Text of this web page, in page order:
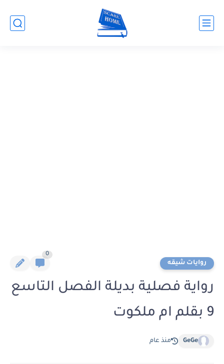
روايات شيقه
0
رواية فصلية بديلة الفصل التاسع
9 بقلم ام ملكوت
GeGe منذ عام